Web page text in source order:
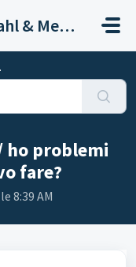
E-Shop Stahl & Metalle
ho problemi
fare?
8:39 AM